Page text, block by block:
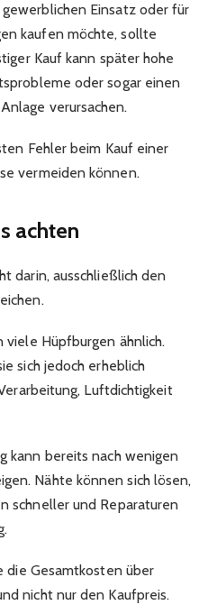
Einsatz oder für
kaufen möchte, sollte
Kauf kann später hohe
oder sogar einen
verursachen.
Fehler beim Kauf einer
vermeiden können.
achten
darin, ausschließlich den
Hüpfburgen ähnlich.
sich jedoch erheblich
Luftdichtigkeit
kann bereits nach wenigen
Nähte können sich lösen,
schneller und Reparaturen
die Gesamtkosten über
nicht nur den Kaufpreis.